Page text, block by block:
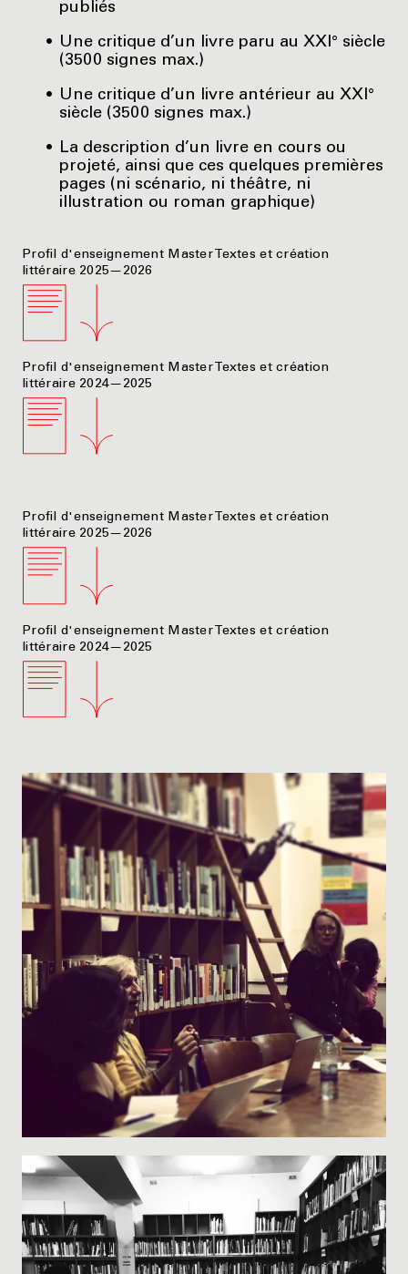
Profil d'enseignement Master Textes et création
littéraire 2025—2026
Profil d'enseignement Master Textes et création
littéraire 2024—2025
publiés
Une critique d’un livre paru au XXI° siècle
(3500 signes max.)
Une critique d’un livre antérieur au XXI°
siècle (3500 signes max.)
La description d’un livre en cours ou
projeté, ainsi que ces quelques premières
pages (ni scénario, ni théâtre, ni
illustration ou roman graphique)
Profil d'enseignement Master Textes et création
littéraire 2025—2026
Profil d'enseignement Master Textes et création
littéraire 2024—2025